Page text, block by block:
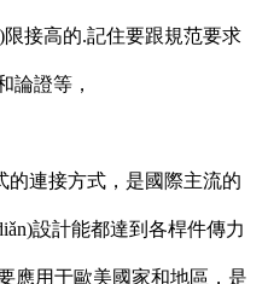
限接高的.記住要跟規范要求
證等，
連接方式，是國際主流的
(diǎn)設計能都達到各桿件傳力
應用于歐美國家和地區，是